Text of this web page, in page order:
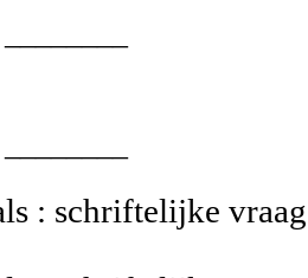
: schriftelijke vraag